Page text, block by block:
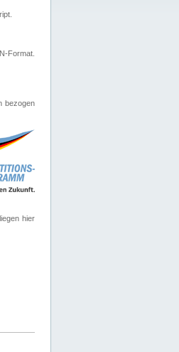
Format.
bezogen
hier